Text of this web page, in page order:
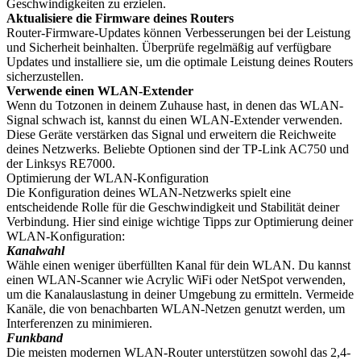
Geschwindigkeiten zu erzielen.
Aktualisiere die Firmware deines Routers
Router-Firmware-Updates können Verbesserungen bei der Leistung
und Sicherheit beinhalten. Überprüfe regelmäßig auf verfügbare
Updates und installiere sie, um die optimale Leistung deines Routers
sicherzustellen.
Verwende einen WLAN-Extender
Wenn du Totzonen in deinem Zuhause hast, in denen das WLAN-
Signal schwach ist, kannst du einen WLAN-Extender verwenden.
Diese Geräte verstärken das Signal und erweitern die Reichweite
deines Netzwerks. Beliebte Optionen sind der TP-Link AC750 und
der Linksys RE7000.
Optimierung der WLAN-Konfiguration
Die Konfiguration deines WLAN-Netzwerks spielt eine
entscheidende Rolle für die Geschwindigkeit und Stabilität deiner
Verbindung. Hier sind einige wichtige Tipps zur Optimierung deiner
WLAN-Konfiguration:
Kanalwahl
Wähle einen weniger überfüllten Kanal für dein WLAN. Du kannst
einen WLAN-Scanner wie Acrylic WiFi oder NetSpot verwenden,
um die Kanalauslastung in deiner Umgebung zu ermitteln. Vermeide
Kanäle, die von benachbarten WLAN-Netzen genutzt werden, um
Interferenzen zu minimieren.
Funkband
Die meisten modernen WLAN-Router unterstützen sowohl das 2,4-